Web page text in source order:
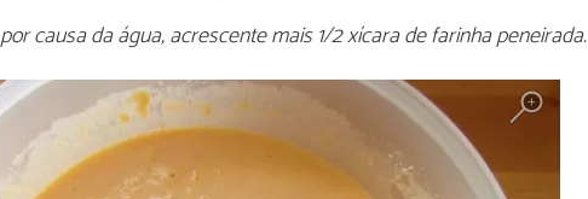
causa da água, acrescente mais 1/2 xícara de farinha peneirada.